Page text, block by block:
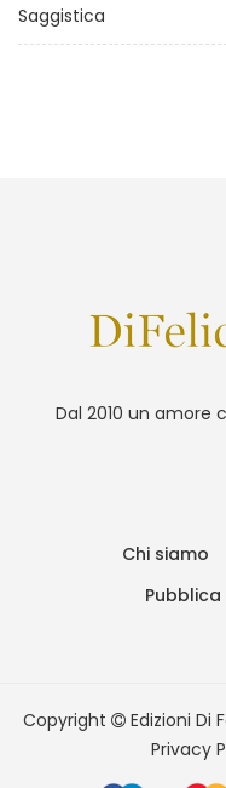
Saggistica
Dal 2010 un amore
Chi siamo
Copyright Edizioni Di
Privacy